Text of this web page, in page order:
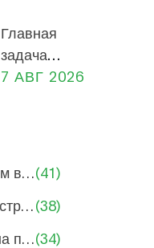
руководство
для
сотрудников и
Главная
задача
предприятия:
России
7 АВГ 2026
Управление качеством в машиностроении(41)
Инновации в машиностроении и производстве(38)
Безопасность труда на производствах(34)